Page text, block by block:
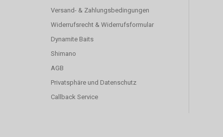
Versand- & Zahlungsbedingungen
Widerrufsrecht & Widerrufsformular
Dynamite Baits
Shimano
AGB
Privatsphäre und Datenschutz
Callback Service